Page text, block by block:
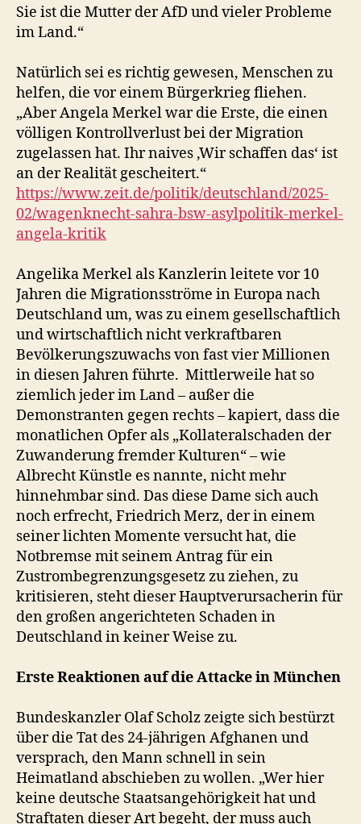
Sie ist die Mutter der AfD und vieler Probleme
im Land.“
Natürlich sei es richtig gewesen, Menschen zu
helfen, die vor einem Bürgerkrieg fliehen.
„Aber Angela Merkel war die Erste, die einen
völligen Kontrollverlust bei der Migration
zugelassen hat. Ihr naives ‚Wir schaffen das‘ ist
an der Realität gescheitert.“
https://www.zeit.de/politik/deutschland/2025-
02/wagenknecht-sahra-bsw-asylpolitik-merkel-
angela-kritik
Angelika Merkel als Kanzlerin leitete vor 10
Jahren die Migrationsströme in Europa nach
Deutschland um, was zu einem gesellschaftlich
und wirtschaftlich nicht verkraftbaren
Bevölkerungszuwachs von fast vier Millionen
in diesen Jahren führte. Mittlerweile hat so
ziemlich jeder im Land – außer die
Demonstranten gegen rechts – kapiert, dass die
monatlichen Opfer als „Kollateralschaden der
Zuwanderung fremder Kulturen“ – wie
Albrecht Künstle es nannte, nicht mehr
hinnehmbar sind. Das diese Dame sich auch
noch erfrecht, Friedrich Merz, der in einem
seiner lichten Momente versucht hat, die
Notbremse mit seinem Antrag für ein
Zustrombegrenzungsgesetz zu ziehen, zu
kritisieren, steht dieser Hauptverursacherin für
den großen angerichteten Schaden in
Deutschland in keiner Weise zu.
Erste Reaktionenauf die Attacke in München
Bundeskanzler Olaf Scholz zeigte sich bestürzt
über die Tat des 24-jährigen Afghanen und
versprach, den Mann schnell in sein
Heimatland abschieben zu wollen. „Wer hier
keine deutsche Staatsangehörigkeit hat und
Straftaten dieser Art begeht, der muss auch